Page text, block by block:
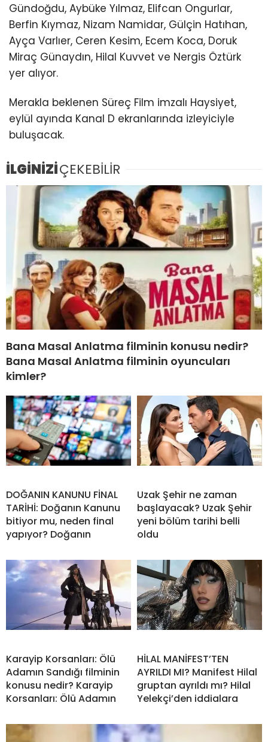
Gündoğdu, Aybüke Yılmaz, Elifcan Ongurlar,
Berfin Kıymaz, Nizam Namidar, Gülçin Hatıhan,
Ayça Varlıer, Ceren Kesim, Ecem Koca, Doruk
Miraç Günaydın, Hilal Kuvvet ve Nergis Öztürk
yer alıyor.
Merakla beklenen Süreç Film imzalı Haysiyet,
eylül ayında Kanal D ekranlarında izleyiciyle
buluşacak.
İLGİNİZİÇEKEBİLİR
Bana Masal Anlatma filminin konusu nedir?
Bana Masal Anlatma filminin oyuncuları
kimler?
DOĞANIN KANUNU FİNAL
TARİHİ: Doğanın Kanunu
bitiyor mu, neden final
yapıyor? Doğanın
Uzak Şehir ne zaman
başlayacak? Uzak Şehir
yeni bölüm tarihi belli
oldu
Karayip Korsanları: Ölü
Adamın Sandığı filminin
konusu nedir? Karayip
Korsanları: Ölü Adamın
HİLAL MANİFEST’TEN
AYRILDI MI? Manifest Hilal
gruptan ayrıldı mı? Hilal
Yelekçi’den iddialara